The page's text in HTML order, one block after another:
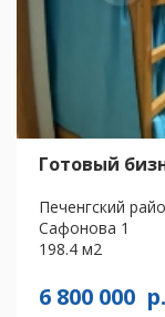
Готовый
Печенгский
Сафонова 1
198.4 м2
6 800 000 р.